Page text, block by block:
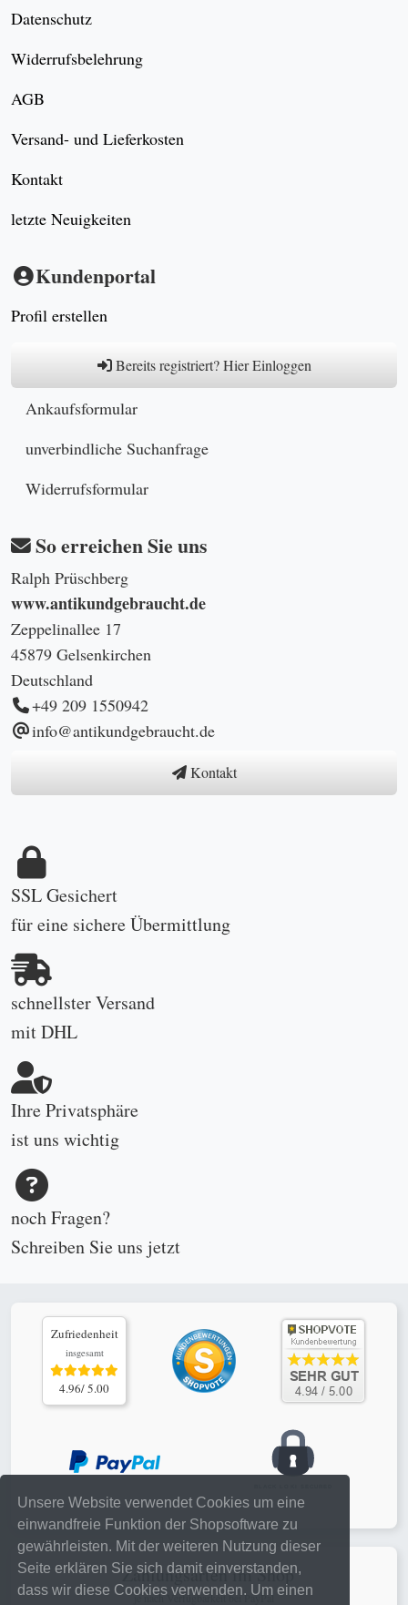
Unsere Website verwendet Cookies um eine
einwandfreie Funktion der Shopsoftware zu
gewährleisten. Mit der weiteren Nutzung dieser
Seite erklären Sie sich damit einverstanden,
dass wir diese Cookies verwenden. Um einen
Datenschutz
Widerrufsbelehrung
AGB
Versand- und Lieferkosten
Kontakt
letzte Neuigkeiten
Kundenportal
Profil erstellen
Bereits registriert? Hier Einloggen
Ankaufsformular
unverbindliche Suchanfrage
Widerrufsformular
So erreichen Sie uns
Ralph Prüschberg
www.antikundgebraucht.de
Zeppelinallee 17
45879 Gelsenkirchen
Deutschland
+49 209 1550942
info@antikundgebraucht.de
Kontakt
SSL Gesichert
für eine sichere Übermittlung
schnellster Versand
mit DHL
Ihre Privatsphäre
ist uns wichtig
noch Fragen?
Schreiben Sie uns jetzt
Zufriedenheit
insgesamt
4.96/ 5.00
Zahlungsarten im Shop
je nach Verfügbarkeit bei PayPal